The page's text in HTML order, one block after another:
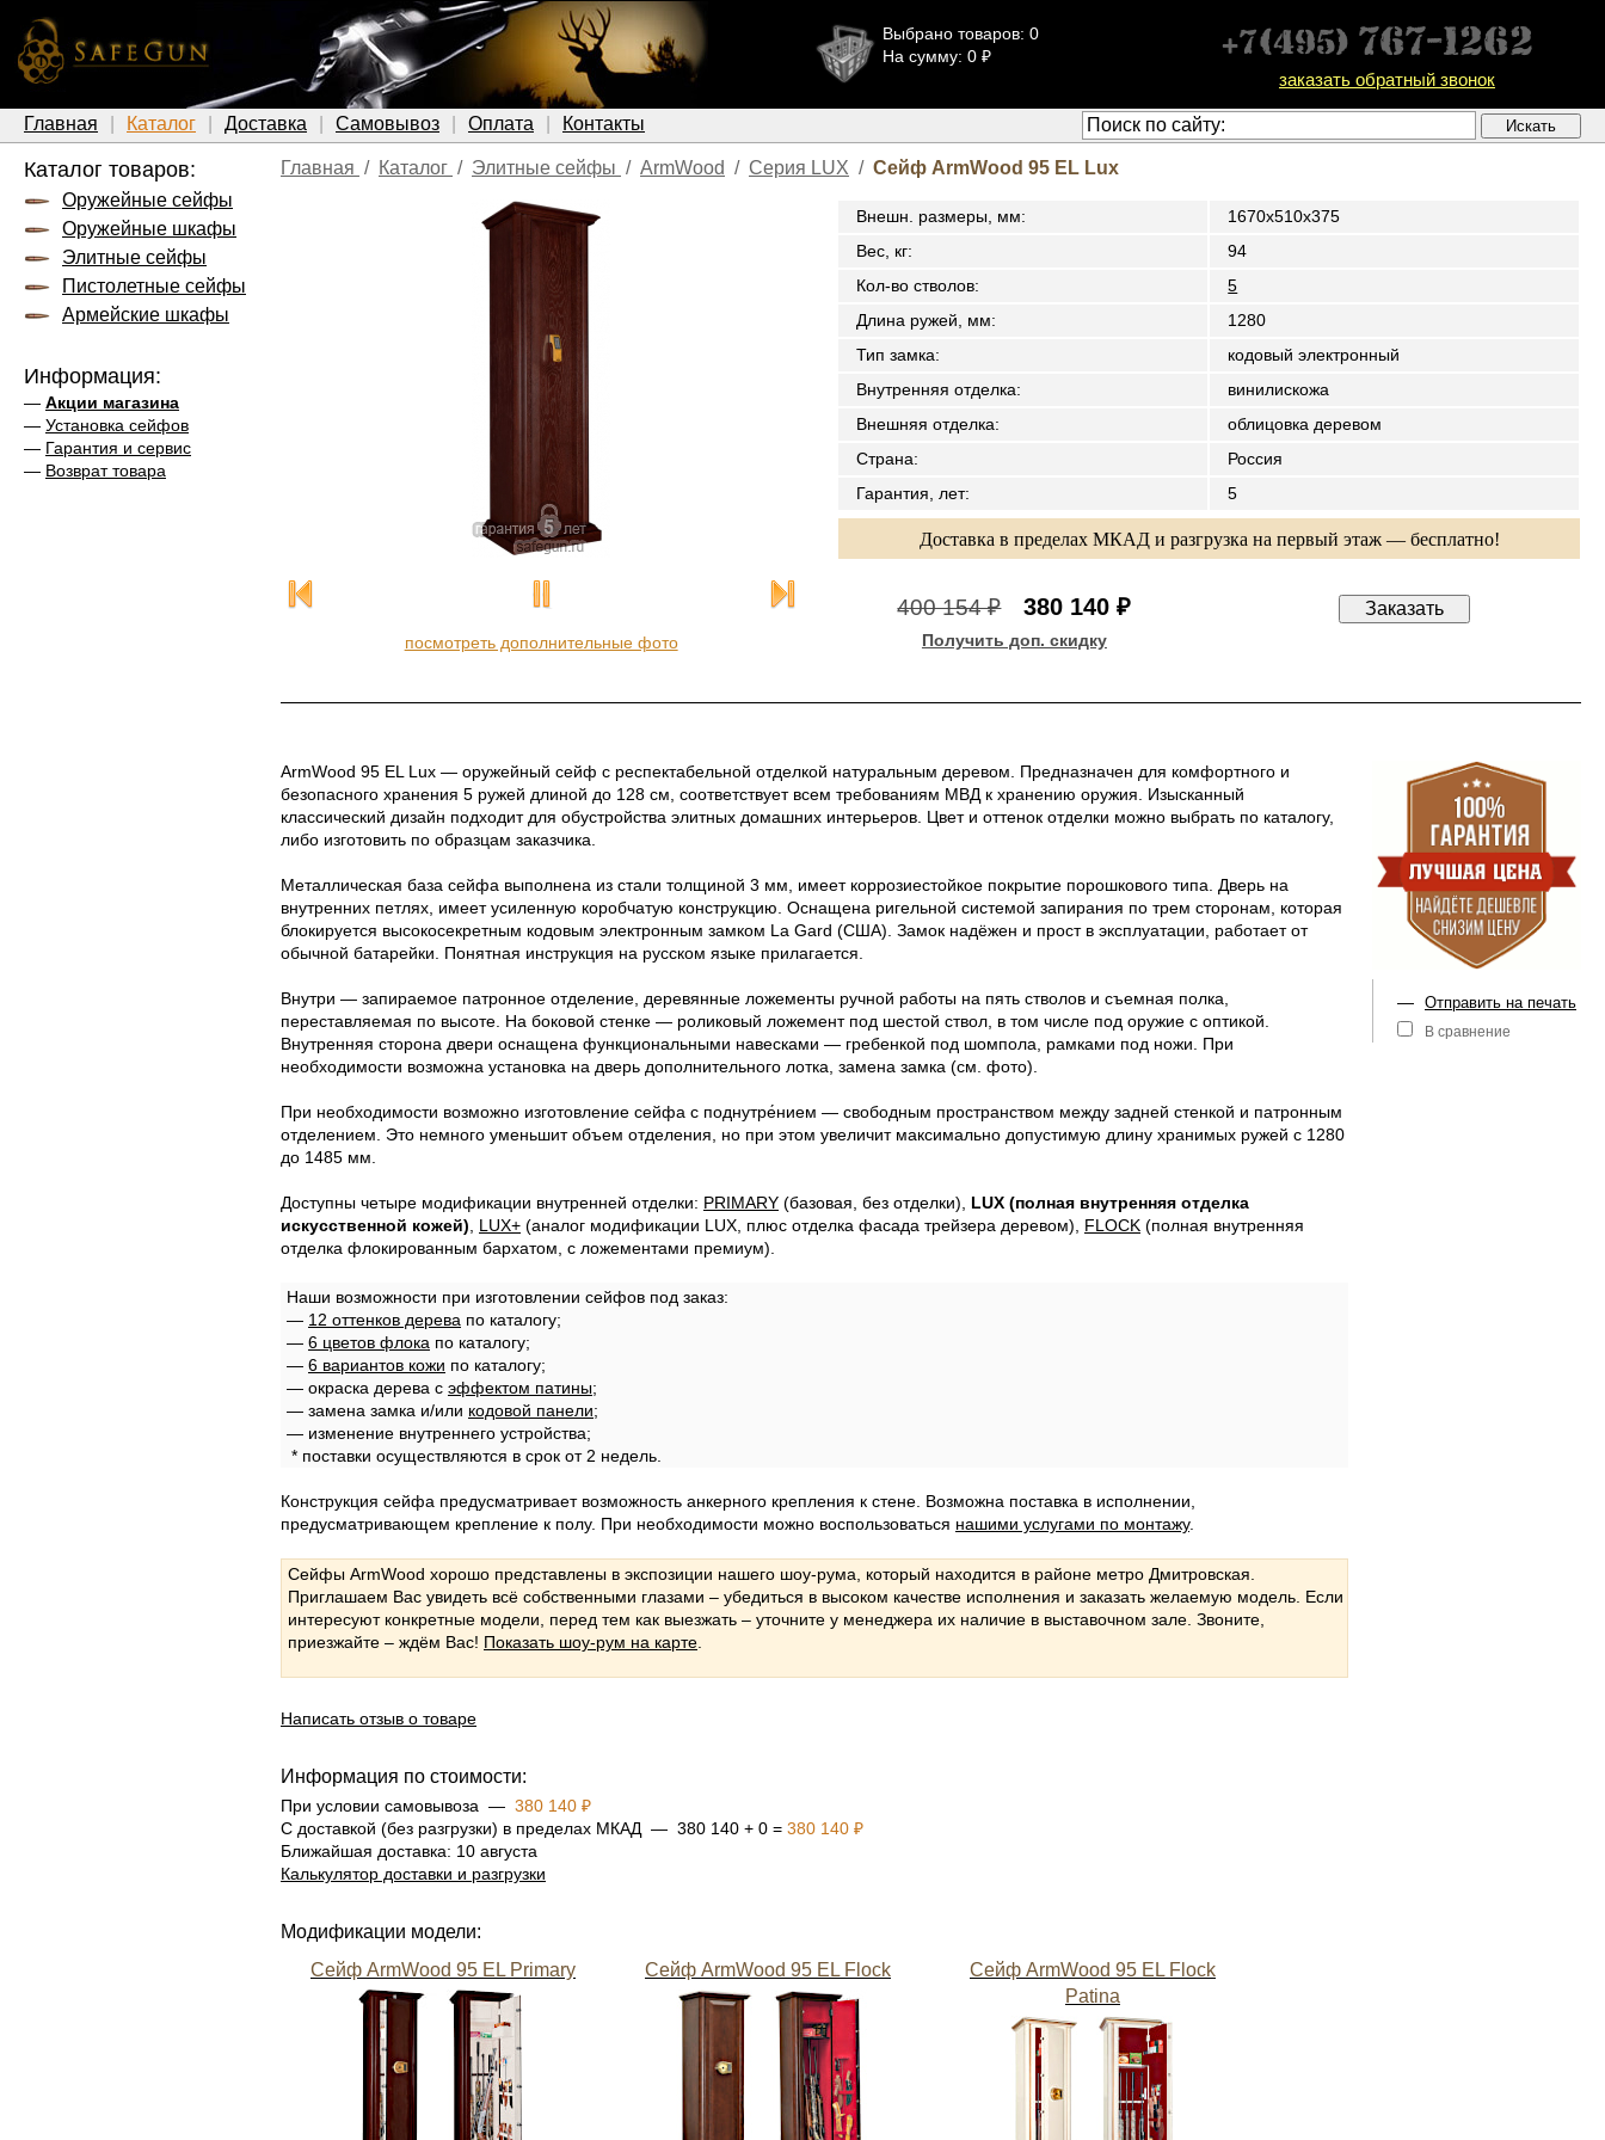
заказать обратный звонок
Выбрано товаров: 0
На сумму: 0 ₽
Главная Каталог Доставка Самовывоз Оплата Контакты
Каталог товаров:
Оружейные сейфы
Оружейные шкафы
Элитные сейфы
Пистолетные сейфы
Армейские шкафы
Информация:
— Акции магазина
— Установка сейфов
— Гарантия и сервис
— Возврат товара
Главная / Каталог / Элитные сейфы / ArmWood / Серия LUX / Сейф ArmWood 95 EL Lux
посмотреть дополнительные фото
Внешн. размеры, мм:
1670x510x375
Вес, кг:
94
Кол-во стволов:
5
Длина ружей, мм:
1280
Тип замка:
кодовый электронный
Внутренняя отделка:
винилискожа
Внешняя отделка:
облицовка деревом
Страна:
Россия
Гарантия, лет: 5
Доставка в пределах МКАД и разгрузка на первый этаж — бесплатно!
400 154 ₽ 380 140 ₽
Получить доп. скидку
ArmWood 95 EL Lux — оружейный сейф с респектабельной отделкой натуральным деревом. Предназначен для комфортного и
безопасного хранения 5 ружей длиной до 128 cм, соответствует всем требованиям МВД к хранению оружия. Изысканный
классический дизайн подходит для обустройства элитных домашних интерьеров. Цвет и оттенок отделки можно выбрать по каталогу,
либо изготовить по образцам заказчика.
Металлическая база сейфа выполнена из стали толщиной 3 мм, имеет коррозиестойкое покрытие порошкового типа. Дверь на
внутренних петлях, имеет усиленную коробчатую конструкцию. Оснащена ригельной системой запирания по трем сторонам, которая
блокируется высокосекретным кодовым электронным замком La Gard (США). Замок надёжен и прост в эксплуатации, работает от
обычной батарейки. Понятная инструкция на русском языке прилагается.
Внутри — запираемое патронное отделение, деревянные ложементы ручной работы на пять стволов и съемная полка,
переставляемая по высоте. На боковой стенке — роликовый ложемент под шестой ствол, в том числе под оружие с оптикой.
Внутренняя сторона двери оснащена функциональными навесками — гребенкой под шомпола, рамками под ножи. При
необходимости возможна установка на дверь дополнительного лотка, замена замка (см. фото).
При необходимости возможно изготовление сейфа с поднутре́нием — свободным пространством между задней стенкой и патронным
отделением. Это немного уменьшит объем отделения, но при этом увеличит максимально допустимую длину хранимых ружей с 1280
до 1485 мм.
Доступны четыре модификации внутренней отделки: PRIMARY (базовая, без отделки), LUX (полная внутренняя отделка
искусственной кожей)
LUX+ (аналог модификации LUX, плюс отделка фасада трейзера деревом), FLOCK (полная внутренняя
отделка флокированным бархатом, с ложементами премиум).
Наши возможности при изготовлении сейфов под заказ:
— 12 оттенков дерева по каталогу;
— 6 цветов флока по каталогу;
— 6 вариантов кожи по каталогу;
— окраска дерева с эффектом патины;
— замена замка и/или кодовой панели;
— изменение внутреннего устройства;
* поставки осуществляются в срок от 2 недель.
Конструкция сейфа предусматривает возможность анкерного крепления к стене. Возможна поставка в исполнении,
предусматривающем крепление к полу. При необходимости можно воспользоваться нашими услугами по монтажу.
Сейфы ArmWood хорошо представлены в экспозиции нашего шоу-рума, который находится в районе метро Дмитровская.
Приглашаем Вас увидеть всё собственными глазами – убедиться в высоком качестве исполнения и заказать желаемую модель. Если
интересуют конкретные модели, перед тем как выезжать – уточните у менеджера их наличие в выставочном зале. Звоните,
приезжайте – ждём Вас! Показать шоу-рум на карте
— Отправить на печать
В сравнение
Написать отзыв о товаре
Информация по стоимости:
При условии самовывоза — 380 140 ₽
С доставкой (без разгрузки) в пределах МКАД — 380 140 + 0 = 380 140 ₽
Ближайшая доставка: 10 августа
Калькулятор доставки и разгрузки
Модификации модели:
Сейф ArmWood 95 EL Primary
Сейф ArmWood 95 EL Flock
Сейф ArmWood 95 EL Flock
Patina